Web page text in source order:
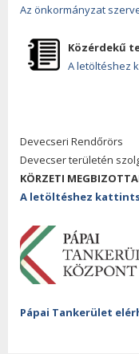
Az önkormányzat
Közérdekű
A letöltéshez
Devecseri Rendőrörs
Devecser területén
KÖRZETI
A letöltéshez
Pápai Tankerület